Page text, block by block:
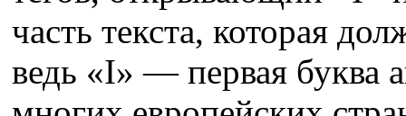
часть текста, которая
ведь «I» — первая буква